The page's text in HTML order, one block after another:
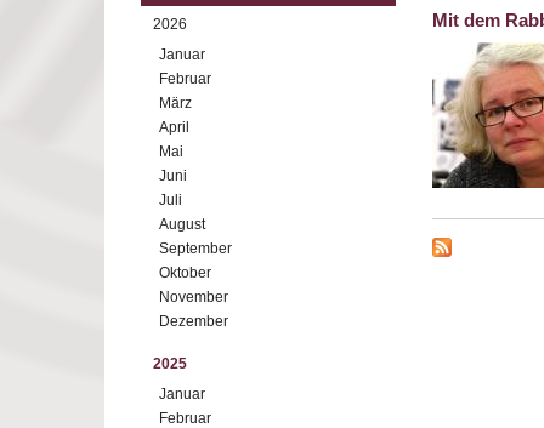
2026
Januar
Februar
März
April
Mai
Juni
Juli
August
September
Oktober
November
Dezember
2025
Januar
Februar
Mit dem